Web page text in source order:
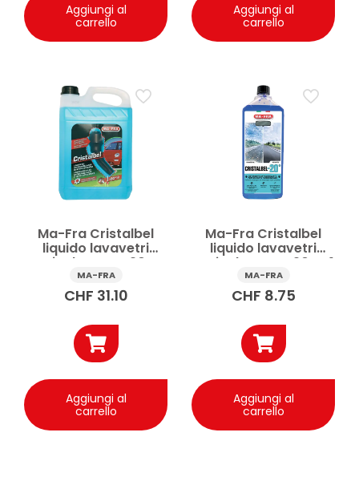
Aggiungi al
carrello
Aggiungi al
carrello
Ma-Fra Cristalbel
liquido lavavetri
antigelo auto -20°C
5 l
MA-FRA
CHF 31.10
Aggiungi al
carrello
Ma-Fra Cristalbel
liquido lavavetri
antigelo auto -20°C 1
l
MA-FRA
CHF 8.75
Aggiungi al
carrello